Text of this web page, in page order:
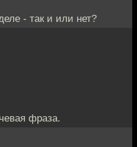
- так и или нет?
фраза.